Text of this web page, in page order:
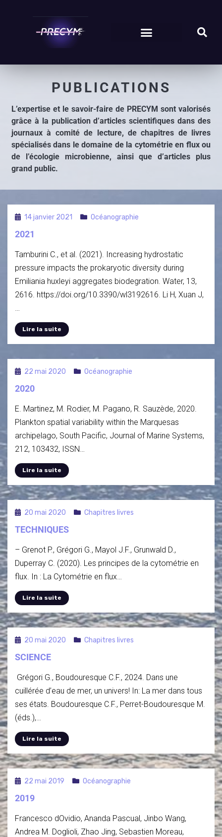
CATÉGORIE
:
PUBLICATIONS
L’expertise et le savoir-faire de PRECYM sont valorisés
grâce à la publication d’articles scientifiques dans des
journaux à comité de lecture, de chapitres de livres
spécialisés dans le domaine de la cytométrie en flux ou
de l’écologie microbienne, ainsi que d’articles plus
grand public.
14 janvier 2021 Océanographie
2021
Tamburini C., et al. (2021). Increasing hydrostatic
pressure impacts the prokaryotic diversity during
Emiliania huxleyi aggregates biodegration. Water, 13,
2616. https://doi.org/10.3390/wl3192616. Li H, Xuan J,
…
Lire la suite
22 mai 2020 Océanographie
2020
E. Martinez, M. Rodier, M. Pagano, R. Sauzède, 2020.
Plankton spatial variability within the Marquesas
archipelago, South Pacific, Journal of Marine Systems,
212, 103432, ISSN…
Lire la suite
20 mai 2020 Chapitres livres
TECHNIQUES
– Grenot P., Grégori G., Mayol J.F., Grunwald D.,
Duperray C. (2020). Les principes de la cytométrie en
flux. In : La Cytométrie en flux…
Lire la suite
20 mai 2020 Chapitres livres
SCIENCE
Grégori G., Boudouresque C.F., 2024. Dans une
cuillérée d’eau de mer, un univers! In: La mer dans tous
ses états. Boudouresque C.F., Perret-Boudouresque M.
(éds.),…
Lire la suite
22 mai 2019 Océanographie
2019
Francesco dOvidio, Ananda Pascual, Jinbo Wang,
Andrea M. Doglioli, Zhao Jing, Sebastien Moreau,